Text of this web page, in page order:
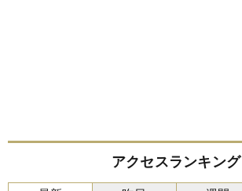
アクセスランキング